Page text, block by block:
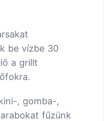
be vízbe 30
a grillt
, gomba-,
fűzünk